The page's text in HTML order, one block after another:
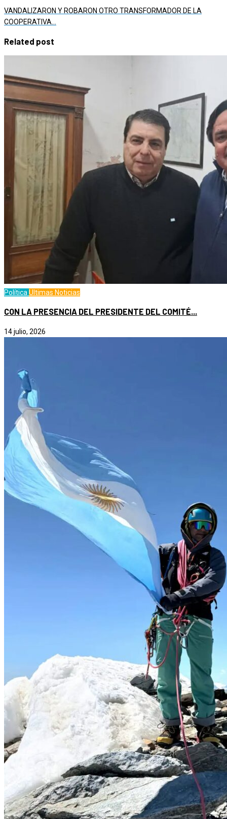
VANDALIZARON Y ROBARON OTRO TRANSFORMADOR DE LA
COOPERATIVA…
Related post
Política Ultimas Noticias
CON LA PRESENCIA DEL PRESIDENTE DEL COMITÉ...
14 julio, 2026